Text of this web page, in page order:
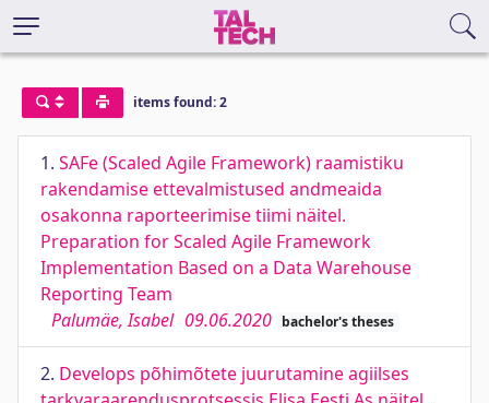
items found: 2
1. SAFe (Scaled Agile Framework) raamistiku
rakendamise ettevalmistused andmeaida
osakonna raporteerimise tiimi näitel.
Preparation for Scaled Agile Framework
Implementation Based on a Data Warehouse
Reporting Team
Palumäe, Isabel 09.06.2020 bachelor's theses
2. Develops põhimõtete juurutamine agiilses